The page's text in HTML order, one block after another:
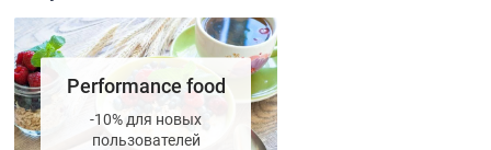
Performance food
-10% для новых
пользователей